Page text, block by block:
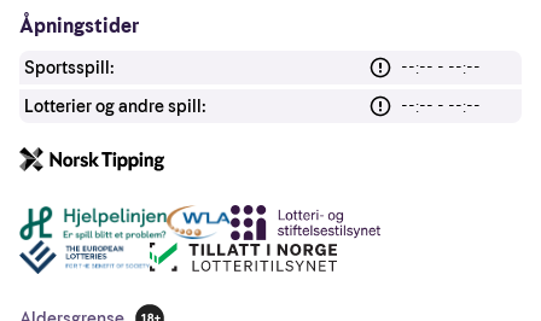
Åpningstider
Sportsspill:
--:-- - --:--
Lotterier og andre spill:
--:-- - --:--
Andre lenker